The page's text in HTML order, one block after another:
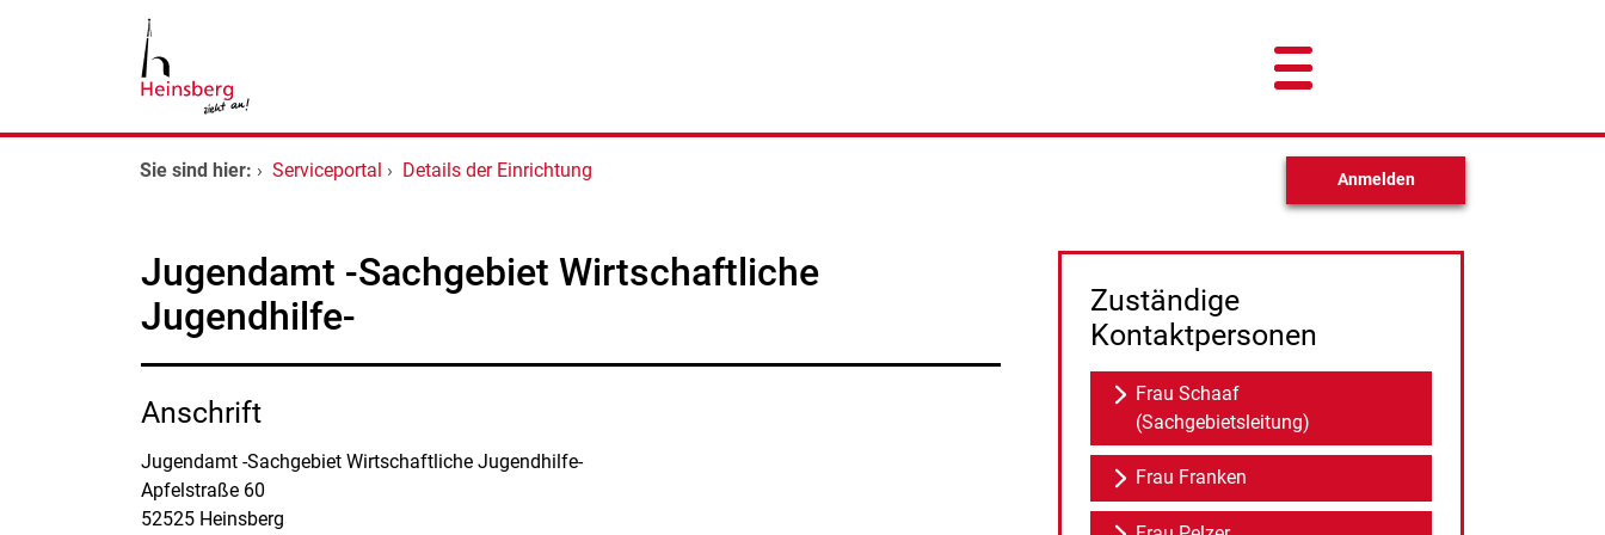
Zum Hauptinhalt springen
Startseite
Kontakt
Sie sind hier: › Serviceportal › Details der Einrichtung Anmelden
Jugendamt -Sachgebiet Wirtschaftliche
Jugendhilfe-
Anschrift
Jugendamt -Sachgebiet Wirtschaftliche Jugendhilfe-
Apfelstraße 60
52525 Heinsberg
Zuständige
Kontaktpersonen
Frau Schaaf
(Sachgebietsleitung)
Frau Franken